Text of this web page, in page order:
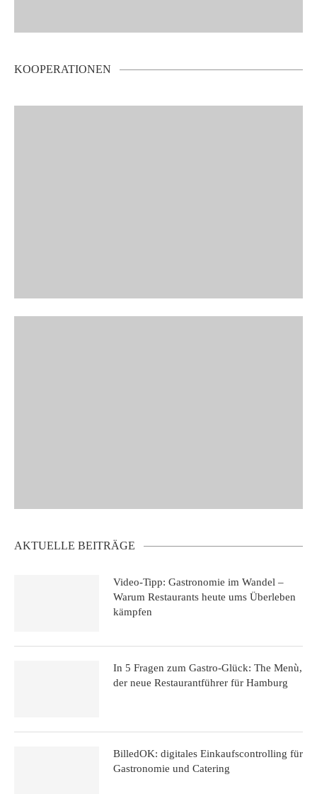
KOOPERATIONEN
AKTUELLE BEITRÄGE
Video-Tipp: Gastronomie im Wandel –
Warum Restaurants heute ums Überleben
kämpfen
In 5 Fragen zum Gastro-Glück: The Menù,
der neue Restaurantführer für Hamburg
BilledOK: digitales Einkaufscontrolling für
Gastronomie und Catering